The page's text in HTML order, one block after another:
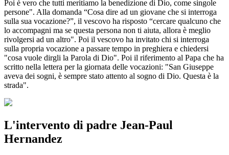
Poi è vero che tutti meritiamo la benedizione di Dio, come singole
persone". Alla domanda “Cosa dire ad un giovane che si interroga
sulla sua vocazione?”, il vescovo ha risposto “cercare qualcuno che
lo accompagni ma se questa persona non ti aiuta, allora è meglio
rivolgersi ad un altro". Poi il vescovo ha invitato chi si interroga
sulla propria vocazione a passare tempo in preghiera e chiedersi
"cosa vuole dirgli la Parola di Dio". Poi il riferimento al Papa che ha
scritto nella lettera per la giornata delle vocazioni: "San Giuseppe
aveva dei sogni, è sempre stato attento al sogno di Dio. Questa è la
strada".
L'intervento di padre Jean-Paul
Hernandez